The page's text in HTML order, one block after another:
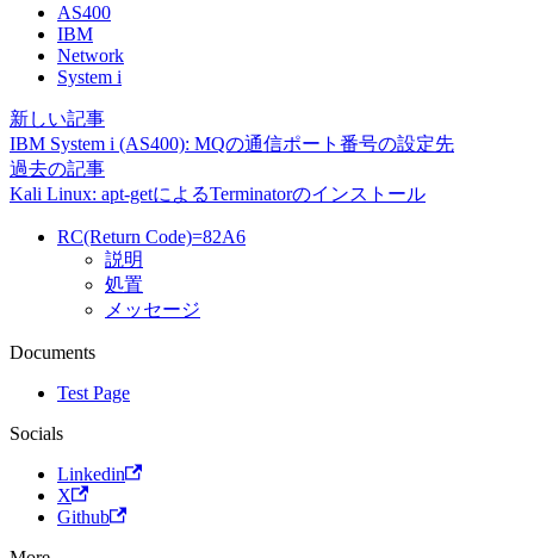
AS400
IBM
Network
System i
新しい記事
IBM System i (AS400): MQの通信ポート番号の設定先
過去の記事
Kali Linux: apt-getによるTerminatorのインストール
RC(Return Code)=82A6
説明
処置
メッセージ
Documents
Test Page
Socials
Linkedin
X
Github